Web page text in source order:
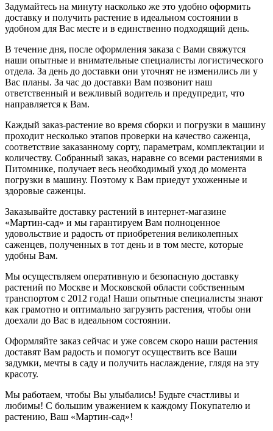
Задумайтесь на минуту насколько же это удобно оформить
доставку и получить растение в идеальном состоянии в
удобном для Вас месте и в единственно подходящий день.
В течение дня, после оформления заказа с Вами свяжутся
наши опытные и внимательные специалисты логистического
отдела. За день до доставки они уточнят не изменились ли у
Вас планы. За час до доставки Вам позвонит наш
ответственный и вежливый водитель и предупредит, что
направляется к Вам.
Каждый заказ-растение во время сборки и погрузки в машину
проходит несколько этапов проверки на качество саженца,
соответствие заказанному сорту, параметрам, комплектации и
количеству. Собранный заказ, наравне со всеми растениями в
Питомнике, получает весь необходимый уход до момента
погрузки в машину. Поэтому к Вам приедут ухоженные и
здоровые саженцы.
Заказывайте доставку растений в интернет-магазине
«Мартин-сад» и мы гарантируем Вам полноценное
удовольствие и радость от приобретения великолепных
саженцев, полученных в тот день и в том месте, которые
удобны Вам.
Мы осуществляем оперативную и безопасную доставку
растений по Москве и Московской области собственным
транспортом с 2012 года! Наши опытные специалисты знают
как грамотно и оптимально загрузить растения, чтобы они
доехали до Вас в идеальном состоянии.
Оформляйте заказ сейчас и уже совсем скоро наши растения
доставят Вам радость и помогут осуществить все Ваши
задумки, мечты в саду и получить наслаждение, глядя на эту
красоту.
Мы работаем, чтобы Вы улыбались! Будьте счастливы и
любимы! С большим уважением к каждому Покупателю и
растению, Ваш «Мартин-сад»!